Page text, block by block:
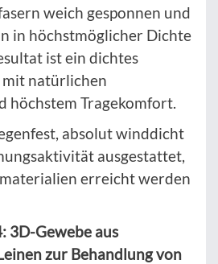
weich gesponnen und
in höchstmöglicher Dichte
ist ein dichtes
natürlichen
höchstem Tragekomfort.
absolut winddicht
ausgestattet,
erreicht werden
3D-Gewebe aus
zur Behandlung von